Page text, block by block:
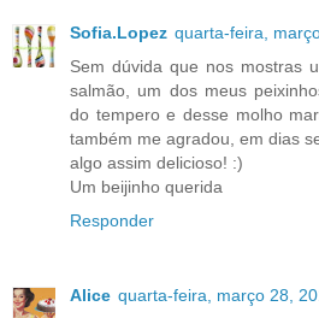
Sofia.Lopez quarta-feira,
Sem dúvida que nos mostras
salmão, um dos meus
do tempero e desse molho
também me agradou, em dias
algo assim delicioso! :)
Um beijinho querida
Responder
Alice quarta-feira, março 28,